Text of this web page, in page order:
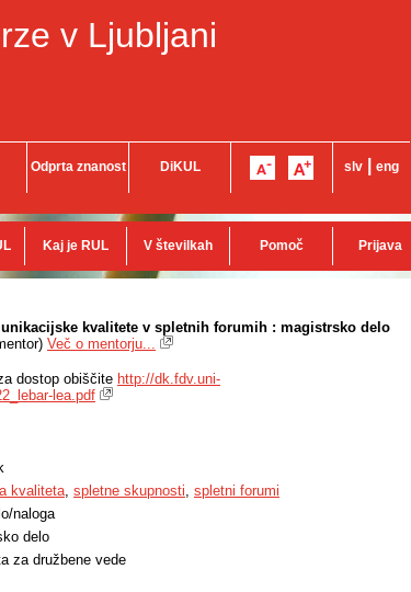
v Ljubljani
Odprta znanost DiKUL slv eng
Kaj je RUL V številkah Pomoč Prijava
kvalitete v spletnih forumih : magistrsko delo
) Več o mentorju...
dostop obiščite http://dk.fdv.uni-
lea.pdf
kvaliteta, spletne skupnosti, spletni forumi
naloga
delo
za družbene vede